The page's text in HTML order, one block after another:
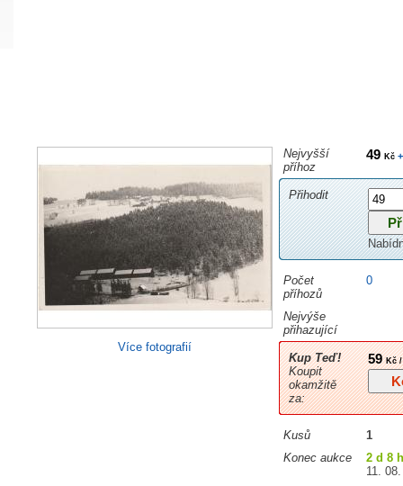
Více fotografií
Nejvyšší
příhoz
49 Kč+
Přihodit
Počet
příhozů
0
Nejvýše
přihazující
Kup Teď!
Koupit
okamžitě
za:
59Kč
Kusů
1
Konec aukce
2 d 8
11.